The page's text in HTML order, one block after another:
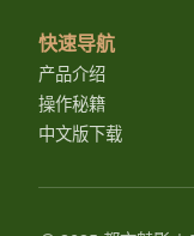
快速导航
产品介绍
操作秘籍
中文版下载